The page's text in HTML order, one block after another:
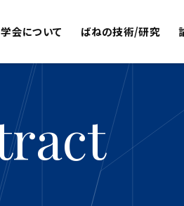
学会について ばねの技術/研究